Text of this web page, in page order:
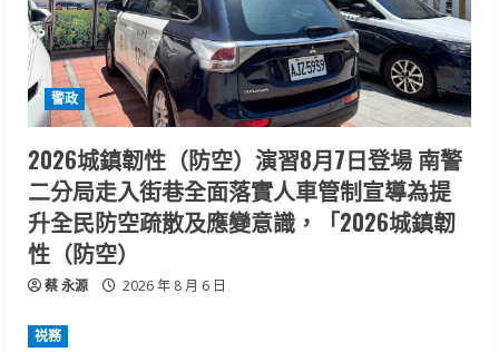
警政
2026城鎮韌性（防空）演習8月7日登場 南警
二分局走入街巷全面落實人車管制宣導為提
升全民防空疏散及應變意識，「2026城鎮韌
性（防空）
蔡 永源 2026 年 8 月 6 日
祱務